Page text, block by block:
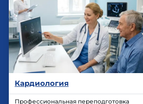
Кардиология
Профессиональная переподготовка